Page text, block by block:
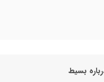
بسیط